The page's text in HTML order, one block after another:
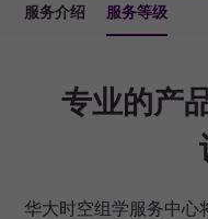
服务介绍 服务等级
专业的产
华大时空组学服务中心